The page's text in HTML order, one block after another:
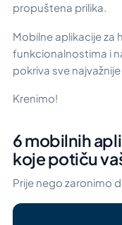
propuštena prilika.
Mobilne aplikacije za
funkcionalnostima i
pokriva sve
Krenimo!
6 mobilnih
koje potiču
Prije nego zaronimo